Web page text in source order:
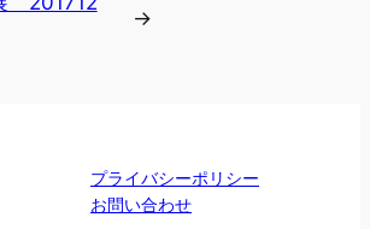
→
プライバシーポリシー
お問い合わせ